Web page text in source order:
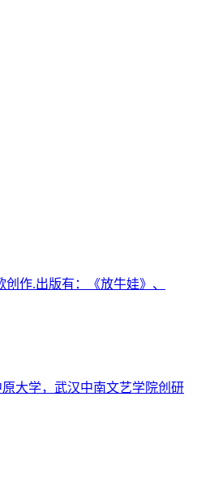
作.出版有：《放牛娃》、
大学，武汉中南文艺学院创研